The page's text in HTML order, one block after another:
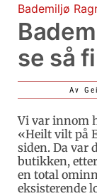
Bademiljø
se så
Av
Vi var innom
«Heilt vilt på
siden. Da var
butikken,
en total
eksisterende